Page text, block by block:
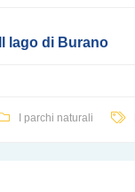
Il lago di Burano
I parchi naturali